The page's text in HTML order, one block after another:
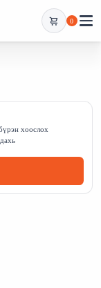
0
хоослох